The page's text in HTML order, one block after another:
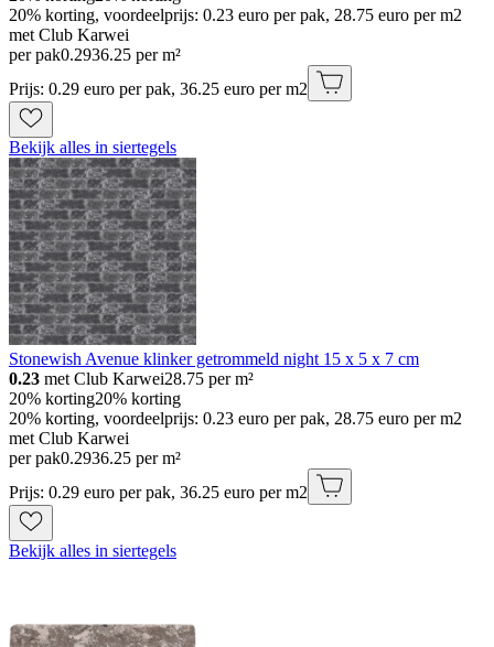
20% korting, voordeelprijs: 0.23 euro per pak, 28.75 euro per m2
met Club Karwei
per pak0.2936.25 per m²
Prijs: 0.29 euro per pak, 36.25 euro per m2
Bekijk alles in siertegels
Stonewish Avenue klinker getrommeld night 15 x 5 x 7 cm
0.23 met Club Karwei28.75 per m²
20% korting20% korting
20% korting, voordeelprijs: 0.23 euro per pak, 28.75 euro per m2
met Club Karwei
per pak0.2936.25 per m²
Prijs: 0.29 euro per pak, 36.25 euro per m2
Bekijk alles in siertegels